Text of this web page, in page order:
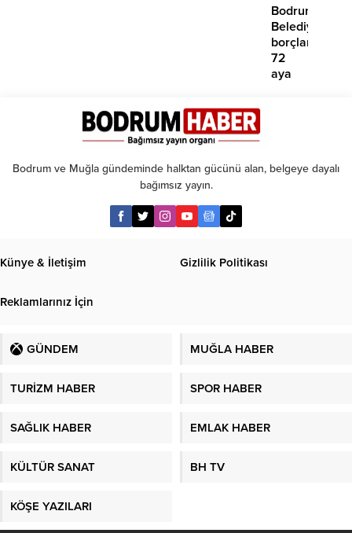
Bodrum
borçlara
72
aya
Bodrum ve Muğla gündeminde halktan gücünü alan, belgeye dayalı
bağımsız yayın.
Künye & İletişim Gizlilik Politikası
Reklamlarınız İçin
GÜNDEM MUĞLA HABER
TURİZM HABER SPOR HABER
SAĞLIK HABER EMLAK HABER
KÜLTÜR SANAT BH TV
KÖŞE YAZILARI